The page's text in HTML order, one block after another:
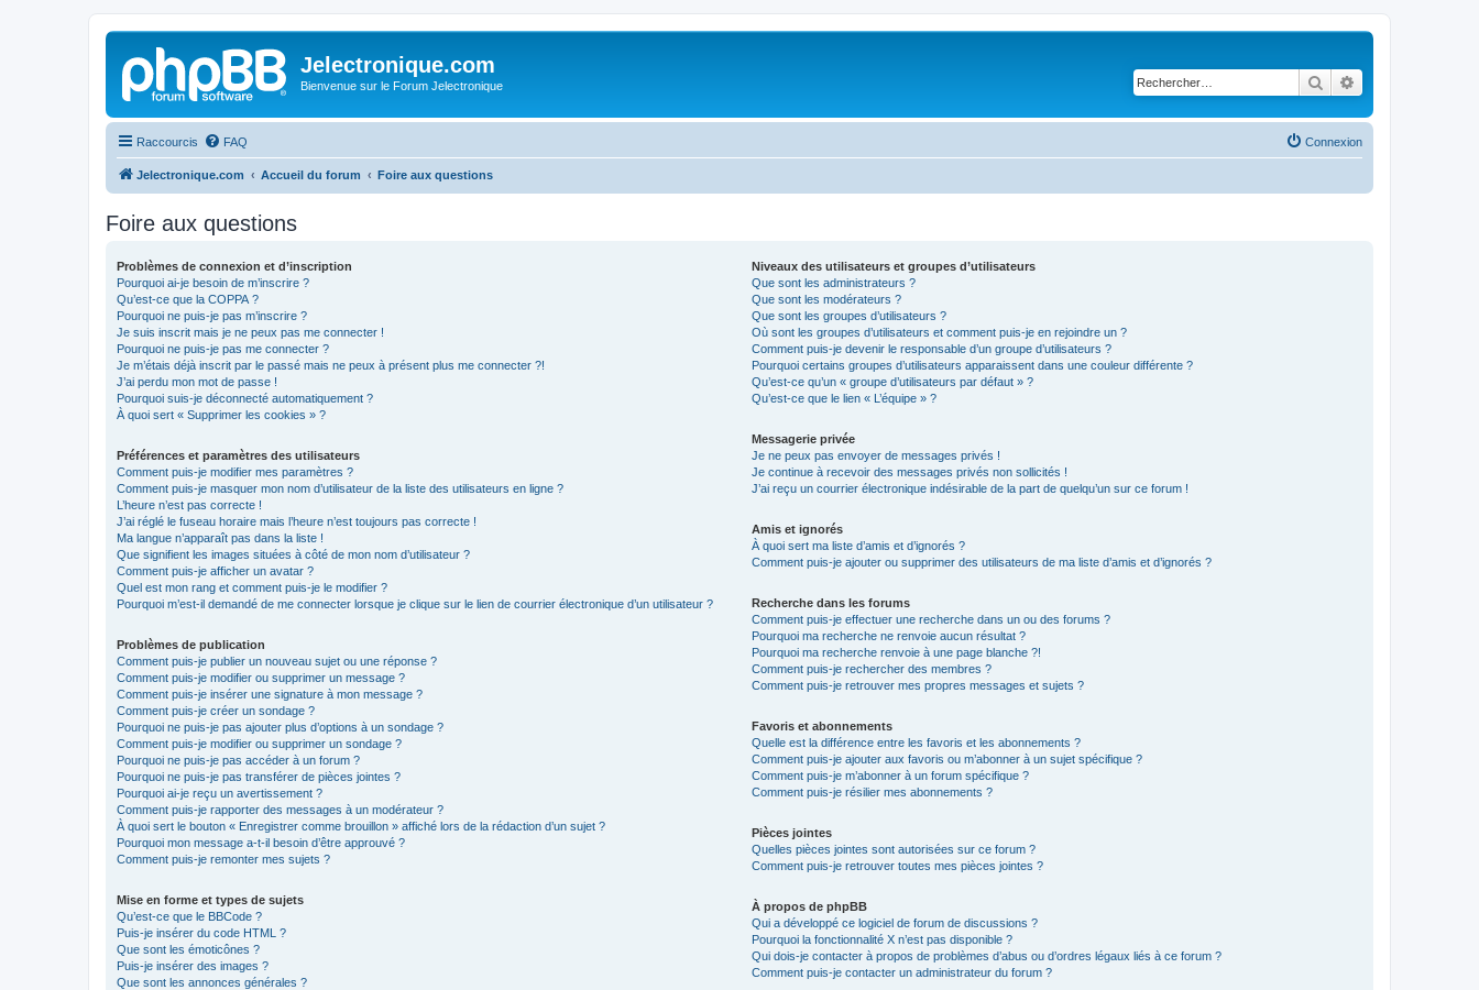
Jelectronique.com
Bienvenue sur le Forum Jelectronique Rechercher
Raccourcis FAQ Connexion
Jelectronique.com Accueil du forum Foire aux questions
Foire aux questions
Problèmes de connexion et d’inscription
Pourquoi ai-je besoin de m’inscrire ?
Qu’est-ce que la COPPA ?
Pourquoi ne puis-je pas m’inscrire ?
Je suis inscrit mais je ne peux pas me connecter !
Pourquoi ne puis-je pas me connecter ?
Je m’étais déjà inscrit par le passé mais ne peux à présent plus me connecter ?!
J’ai perdu mon mot de passe !
Pourquoi suis-je déconnecté automatiquement ?
À quoi sert « Supprimer les cookies » ?
Préférences et paramètres des utilisateurs
Comment puis-je modifier mes paramètres ?
Comment puis-je masquer mon nom d’utilisateur de la liste des utilisateurs en ligne ?
L’heure n’est pas correcte !
J’ai réglé le fuseau horaire mais l’heure n’est toujours pas correcte !
Ma langue n’apparaît pas dans la liste !
Que signifient les images situées à côté de mon nom d’utilisateur ?
Comment puis-je afficher un avatar ?
Quel est mon rang et comment puis-je le modifier ?
Pourquoi m’est-il demandé de me connecter lorsque je clique sur le lien de courrier électronique d’un utilisateur ?
Problèmes de publication
Comment puis-je publier un nouveau sujet ou une réponse ?
Comment puis-je modifier ou supprimer un message ?
Comment puis-je insérer une signature à mon message ?
Comment puis-je créer un sondage ?
Pourquoi ne puis-je pas ajouter plus d’options à un sondage ?
Comment puis-je modifier ou supprimer un sondage ?
Pourquoi ne puis-je pas accéder à un forum ?
Pourquoi ne puis-je pas transférer de pièces jointes ?
Pourquoi ai-je reçu un avertissement ?
Comment puis-je rapporter des messages à un modérateur ?
À quoi sert le bouton « Enregistrer comme brouillon » affiché lors de la rédaction d’un sujet ?
Pourquoi mon message a-t-il besoin d’être approuvé ?
Comment puis-je remonter mes sujets ?
Mise en forme et types de sujets
Qu’est-ce que le BBCode ?
Puis-je insérer du code HTML ?
Que sont les émoticônes ?
Puis-je insérer des images ?
Que sont les annonces générales ?
Niveaux des utilisateurs et groupes d’utilisateurs
Que sont les administrateurs ?
Que sont les modérateurs ?
Que sont les groupes d’utilisateurs ?
Où sont les groupes d’utilisateurs et comment puis-je en rejoindre un ?
Comment puis-je devenir le responsable d’un groupe d’utilisateurs ?
Pourquoi certains groupes d’utilisateurs apparaissent dans une couleur différente ?
Qu’est-ce qu’un « groupe d’utilisateurs par défaut » ?
Qu’est-ce que le lien « L’équipe » ?
Messagerie privée
Je ne peux pas envoyer de messages privés !
Je continue à recevoir des messages privés non sollicités !
J’ai reçu un courrier électronique indésirable de la part de quelqu’un sur ce forum !
Amis et ignorés
À quoi sert ma liste d’amis et d’ignorés ?
Comment puis-je ajouter ou supprimer des utilisateurs de ma liste d’amis et d’ignorés ?
Recherche dans les forums
Comment puis-je effectuer une recherche dans un ou des forums ?
Pourquoi ma recherche ne renvoie aucun résultat ?
Pourquoi ma recherche renvoie à une page blanche ?!
Comment puis-je rechercher des membres ?
Comment puis-je retrouver mes propres messages et sujets ?
Favoris et abonnements
Quelle est la différence entre les favoris et les abonnements ?
Comment puis-je ajouter aux favoris ou m’abonner à un sujet spécifique ?
Comment puis-je m’abonner à un forum spécifique ?
Comment puis-je résilier mes abonnements ?
Pièces jointes
Quelles pièces jointes sont autorisées sur ce forum ?
Comment puis-je retrouver toutes mes pièces jointes ?
À propos de phpBB
Qui a développé ce logiciel de forum de discussions ?
Pourquoi la fonctionnalité X n’est pas disponible ?
Qui dois-je contacter à propos de problèmes d’abus ou d’ordres légaux liés à ce forum ?
Comment puis-je contacter un administrateur du forum ?